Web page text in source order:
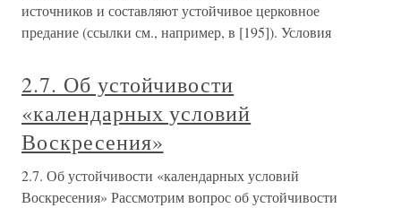
источников и составляют устойчивое церковное
предание (ссылки см., например, в [195]). Условия
2.7. Об устойчивости
«календарных условий
Воскресения»
2.7. Об устойчивости «календарных условий
Воскресения» Рассмотрим вопрос об устойчивости